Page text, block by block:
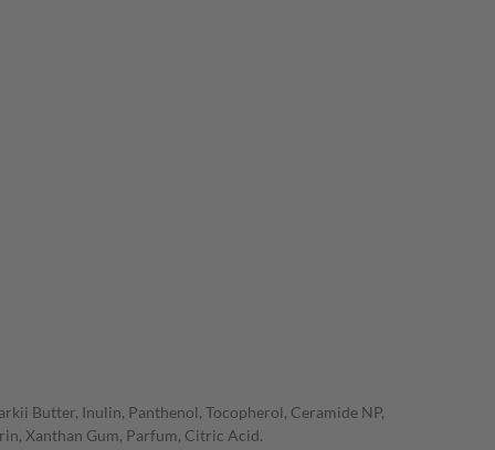
Butter, Inulin, Panthenol, Tocopherol, Ceramide NP,
Xanthan Gum, Parfum, Citric Acid.